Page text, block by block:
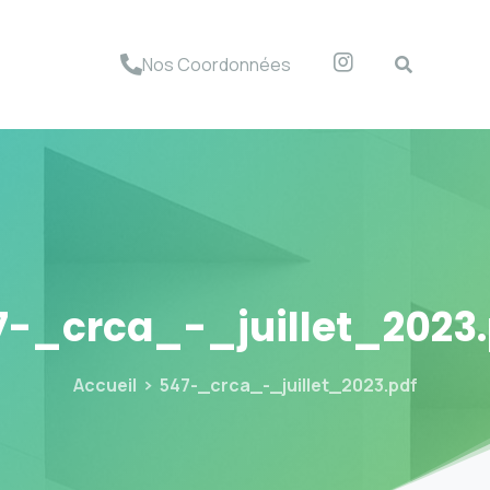
Nos Coordonnées
_crca_-
Accueil 547-_crca_-_juillet_2023.pdf